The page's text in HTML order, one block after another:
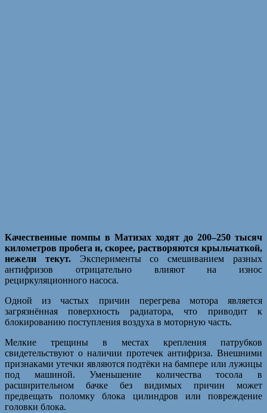
Качественные помпы в Матизах ходят до 200–250 тысяч
километров пробега и, скорее, растворяются крыльчаткой,
нежели текут.Эксперименты со смешиванием разных
антифризов отрицательно влияют на износ
рециркуляционного насоса.
Одной из частых причин перегрева мотора является
загрязнённая поверхность радиатора, что приводит к
блокированию поступления воздуха в моторную часть.
Мелкие трещины в местах крепления патрубков
свидетельствуют о наличии протечек антифриза. Внешними
признаками утечки являются подтёки на бампере или лужицы
под машиной. Уменьшение количества тосола в
расширительном бачке без видимых причин может
предвещать поломку блока цилиндров или повреждение
головки блока.